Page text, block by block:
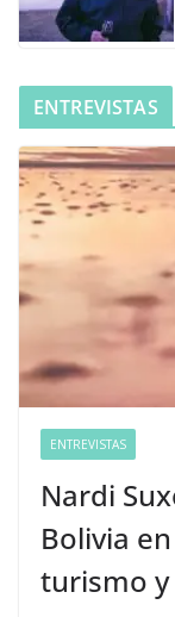
ENTREVISTAS
ENTREVISTAS
Nardi
Bolivia
turismo